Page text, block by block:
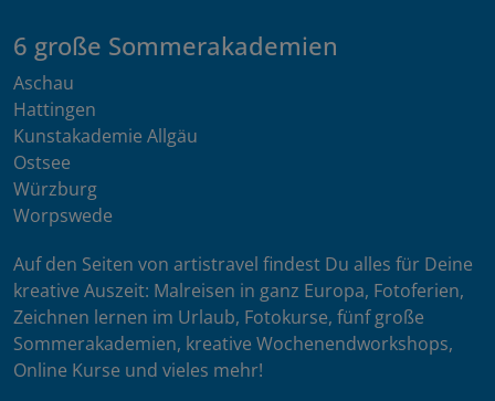
6 große Sommerakademien
Aschau
Hattingen
Kunstakademie Allgäu
Ostsee
Würzburg
Worpswede
Auf den Seiten von artistravel findest Du alles für Deine
kreative Auszeit: Malreisen in ganz Europa, Fotoferien,
Zeichnen lernen im Urlaub, Fotokurse, fünf große
Sommerakademien, kreative Wochenendworkshops,
Online Kurse und vieles mehr!